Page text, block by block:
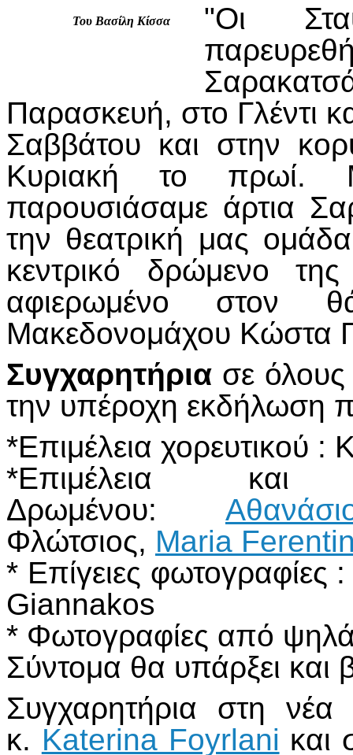
Του Βασίλη Κίσσα
"Οι
Παρασκευή, στο Γλέντι
Σαββάτου και στην
Κυριακή το πρωί.
παρουσιάσαμε άρτια
την θεατρική μας
κεντρικό δρώμενο
αφιερωμένο στον
Μακεδονομάχου Κώστα
Συγχαρητήρια σε όλους
την υπέροχη εκδήλωση
*Επιμέλεια χορευτικού
*Επιμέλεια και
Δρωμένου:
Φλώτσιος, Maria
* Επίγειες
Giannakos
* Φωτογραφίες από
Σύντομα θα υπάρξει και
Συγχαρητήρια στη
κ. Katerina Foyrlani και